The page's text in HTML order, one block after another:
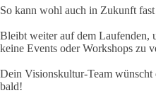
So kann wohl auch in Zukunft
Bleibt weiter auf dem Laufenden,
keine Events oder Workshops zu
Dein Visionskultur-Team
bald!